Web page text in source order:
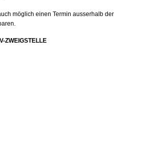
möglich einen Termin ausserhalb der
ZWEIGSTELLE